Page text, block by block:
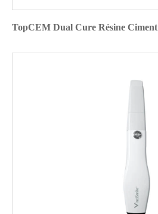
TopCEM Dual Cure Résine Ciment